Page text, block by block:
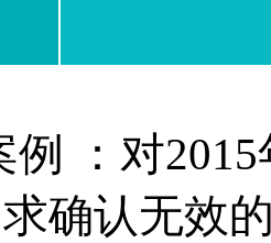
例 ：对
求确认无效